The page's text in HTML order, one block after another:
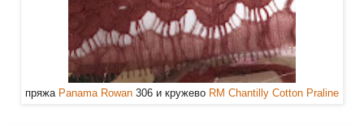
пряжа Panama Rowan 306 и кружево RM Chantilly Cotton Praline